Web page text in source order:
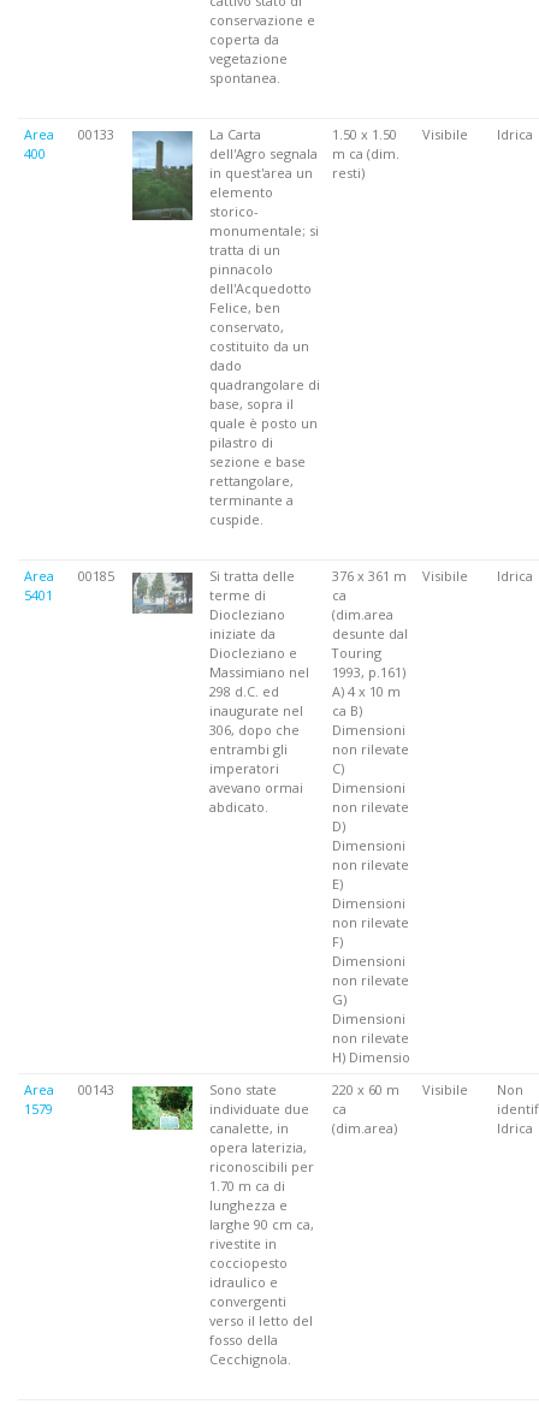
conservazione e
coperta da
vegetazione
spontanea.
Area
400
00133
La Carta
dell'Agro segnala
in quest'area un
elemento
storico-
monumentale; si
tratta di un
pinnacolo
dell'Acquedotto
Felice, ben
conservato,
costituito da un
dado
quadrangolare di
base, sopra il
quale è posto un
pilastro di
sezione e base
rettangolare,
terminante a
cuspide.
1.50 x 1.50
m ca (dim.
resti)
Visibile Idrica
Area
5401
00185
Si tratta delle
terme di
Diocleziano
iniziate da
Diocleziano e
Massimiano nel
298 d.C. ed
inaugurate nel
306, dopo che
entrambi gli
imperatori
avevano ormai
abdicato.
376 x 361 m
ca
(dim.area
desunte dal
Touring
1993, p.161)
A) 4 x 10 m
ca B)
Dimensioni
non rilevate
C)
Dimensioni
non rilevate
D)
Dimensioni
non rilevate
E)
Dimensioni
non rilevate
F)
Dimensioni
non rilevate
G)
Dimensioni
non rilevate
H) Dimensio
Visibile Idrica
Area
1579
00143
Sono state
individuate due
canalette, in
opera laterizia,
riconoscibili per
1.70 m ca di
lunghezza e
larghe 90 cm ca,
rivestite in
cocciopesto
idraulico e
convergenti
verso il letto del
fosso della
Cecchignola.
220 x 60 m
ca
(dim.area)
Visibile
Non
Idrica